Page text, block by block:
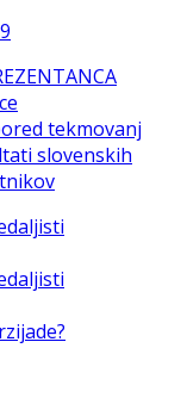
tekmovanj
slovenskih